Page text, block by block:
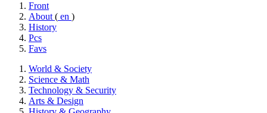
Front
About ( en )
History
Pcs
Favs
World & Society
Science & Math
Technology & Security
Arts & Design